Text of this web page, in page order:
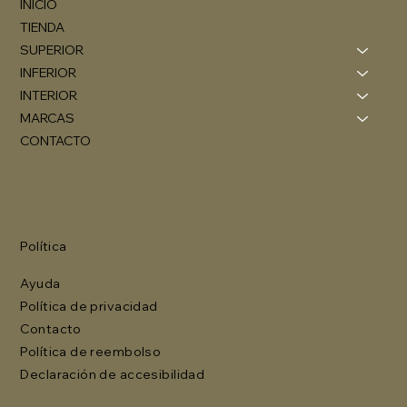
INICIO
TIENDA
SUPERIOR
INFERIOR
INTERIOR
MARCAS
CONTACTO
Política
Ayuda
Política de privacidad
Contacto
Política de reembolso
Declaración de accesibilidad